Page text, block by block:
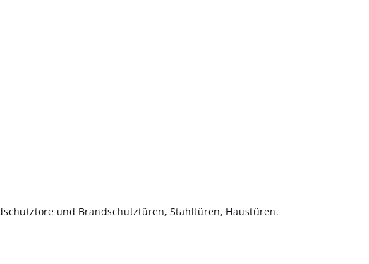
und Brandschutztüren, Stahltüren, Haustüren.